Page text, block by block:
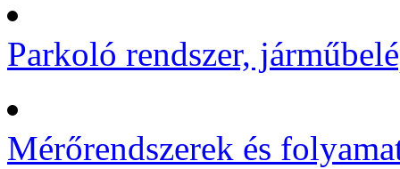
Parkoló rendszer,
Mérőrendszerek és